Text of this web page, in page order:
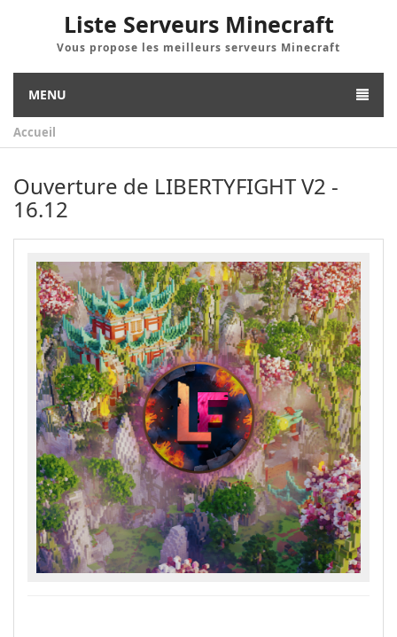
Liste Serveurs Minecraft
Vous propose les meilleurs serveurs Minecraft
MENU
Accueil
Ouverture de LIBERTYFIGHT V2 -
16.12